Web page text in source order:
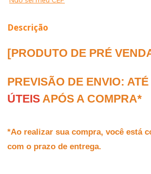
Descrição
[PRODUTO DE PRÉ
PREVISÃO DE ENVIO: ATÉ
ÚTEIS APÓS A COMPRA*
*Ao realizar sua compra, você está
com o prazo de entrega.